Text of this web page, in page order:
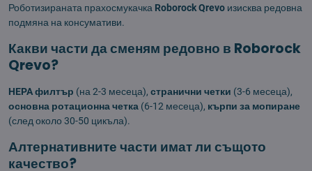
Роботизираната прахосмукачка Roborock Qrevo изисква редовна
подмяна на консумативи.
Какви части да сменям редовно в Roborock
Qrevo?
HEPA филтър (на 2-3 месеца), странични четки (3-6 месеца),
основна ротационна четка (6-12 месеца), кърпи за мопиране
(след около 30-50 цикъла).
Алтернативните части имат ли същото
качество?